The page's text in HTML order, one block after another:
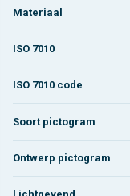
Materiaal
ISO 7010
ISO 7010 code
Soort pictogram
Ontwerp pictogram